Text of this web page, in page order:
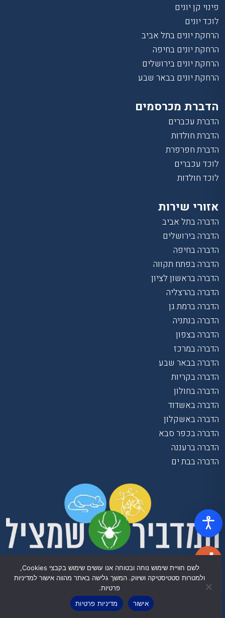
פינוי קן יונים
לוכד יונים
הרחקת יונים בתל אביב
הרחקת יונים בחיפה
הרחקת יונים בירושלים
הרחקת יונים בבאר שבע
הדברת מכרסמים
הדברת עכברים
הדברת חולדות
הדברת חפרפרת
לוכד עכברים
לוכד חולדות
אזורי שירות
הדברה בתל אביב
הדברה בירושלים
הדברה בחיפה
הדברה בפתח תקווה
הדברה בראשון לציון
הדברה בהרצליה
הדברה ברמת גן
הדברה בנתניה
הדברה בצפון
הדברה במרכז
הדברה בבאר שבע
הדברה בקריות
הדברה בחולון
הדברה באשדוד
הדברה באשקלון
הדברה בכפר סבא
הדברה ברעננה
הדברה בבת ים
לשם חוויית שימוש נוחה ובטוחה אנו עושים שימוש בקבצי Cookies,
ולמטרות סטטיסטיקה ושיווק. המשך גלישה באתר מהווה אישור למדיניות
פרטיות.
אישור
מדיניות פרטיות